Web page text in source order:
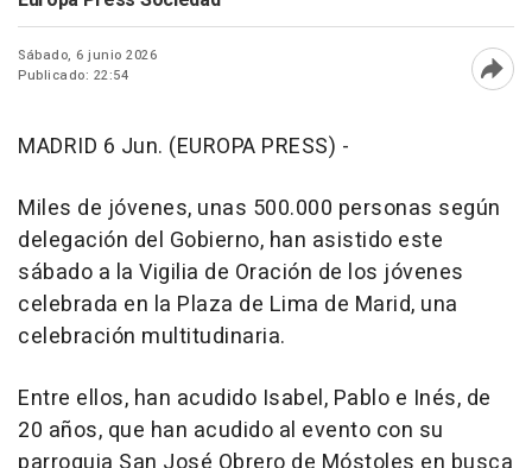
Sábado, 6 junio 2026
Publicado: 22:54
MADRID 6 Jun. (EUROPA PRESS) -
Miles de jóvenes, unas 500.000 personas según
delegación del Gobierno, han asistido este
sábado a la Vigilia de Oración de los jóvenes
celebrada en la Plaza de Lima de Marid, una
celebración multitudinaria.
Entre ellos, han acudido Isabel, Pablo e Inés, de
20 años, que han acudido al evento con su